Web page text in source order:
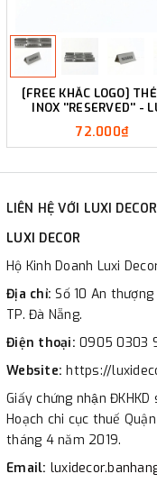
[FREE KHẮC LOGO]
INOX ''RESERVED'' -
72.000₫
LIÊN HỆ VỚI LUXI DECOR
LUXI DECOR
Hộ Kinh Doanh Luxi
Địa chỉ: Số 10 An
TP. Đà Nẵng.
Điện thoại: 0905 0303
Website: https://
Giấy chứng nhận
Hoạch chi cục thuế
tháng 4 năm 2019.
Email: